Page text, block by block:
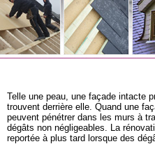
Telle une peau, une façade intacte
trouvent derrière elle. Quand une
peuvent pénétrer dans les murs à
dégâts non négligeables. La
reportée à plus tard lorsque des